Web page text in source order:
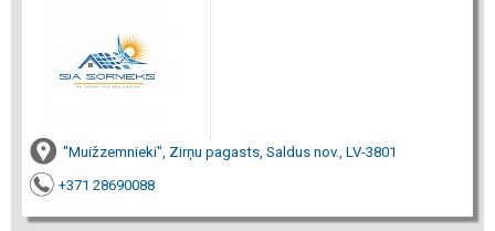
"Muižzemnieki", Zirņu pagasts, Saldus nov., LV-3801
+371 28690088